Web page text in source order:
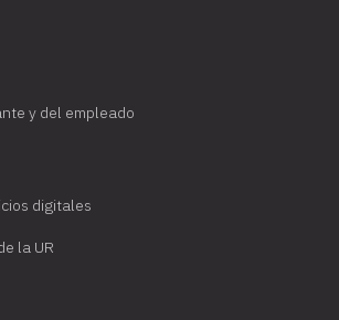
y del empleado
digitales
la UR